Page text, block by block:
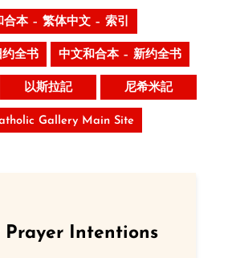
合本 – 繁体中文 – 索引
全书 中文和合本 – 新约全书
以斯拉記 尼希米記
Gallery Main Site
Prayer Intentions